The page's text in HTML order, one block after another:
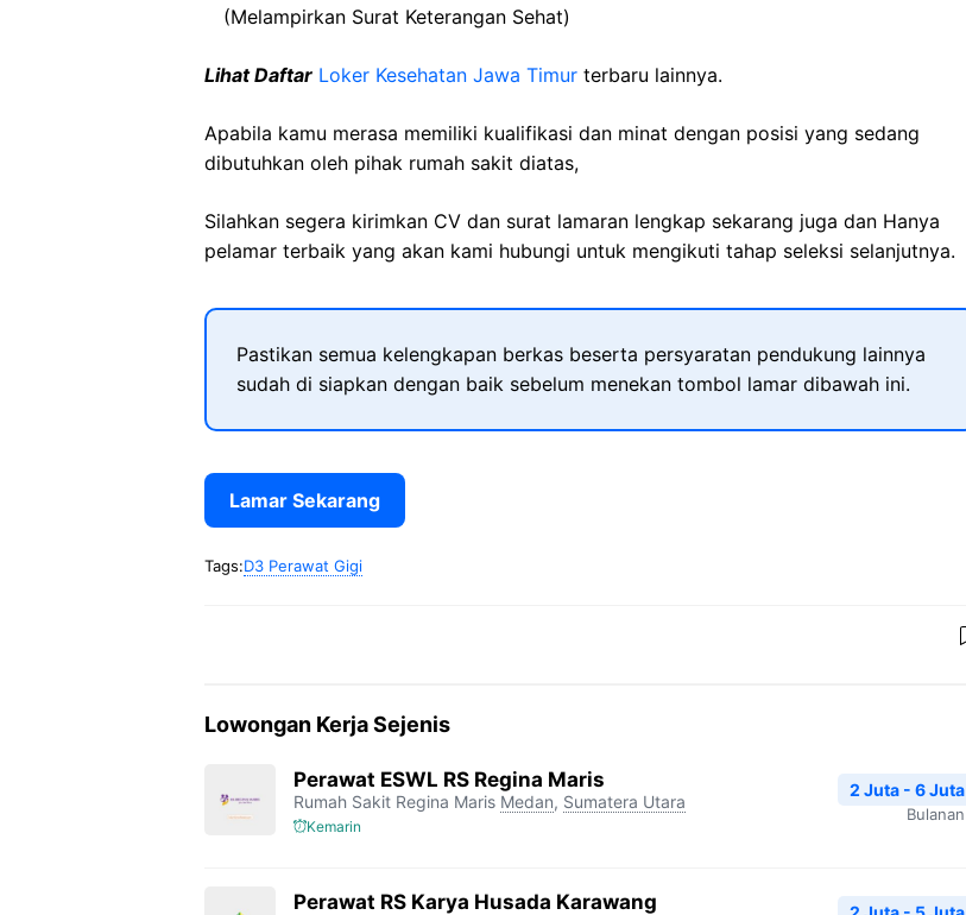
(Melampirkan Surat Keterangan Sehat)
Lihat Daftar Loker Kesehatan Jawa Timur terbaru lainnya.
Apabila kamu merasa memiliki kualifikasi dan minat dengan posisi yang sedang
dibutuhkan oleh pihak rumah sakit diatas,
Silahkan segera kirimkan CV dan surat lamaran lengkap sekarang juga dan Hanya
pelamar terbaik yang akan kami hubungi untuk mengikuti tahap seleksi selanjutnya.
Pastikan semua kelengkapan berkas beserta persyaratan pendukung lainnya
sudah di siapkan dengan baik sebelum menekan tombol lamar dibawah ini.
Lamar Sekarang
Tags:D3 Perawat Gigi
Lowongan Kerja Sejenis
Perawat ESWL RS Regina Maris
Rumah Sakit Regina Maris Medan, Sumatera Utara
Kemarin
2 Juta - 6 Juta
Bulanan
Perawat RS Karya Husada Karawang